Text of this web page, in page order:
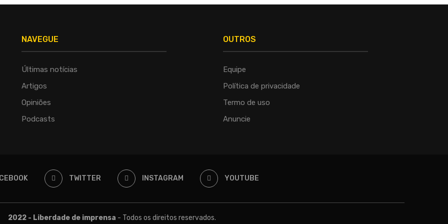
NAVEGUE
Últimas notícias
Artigos
Opiniões
Podcasts
OUTROS
Equipe
Política de privacidade
Termo de uso
Anuncie
TWITTER INSTAGRAM YOUTUBE
2022 - Liberdade de imprensa - Todos os direitos reservados.